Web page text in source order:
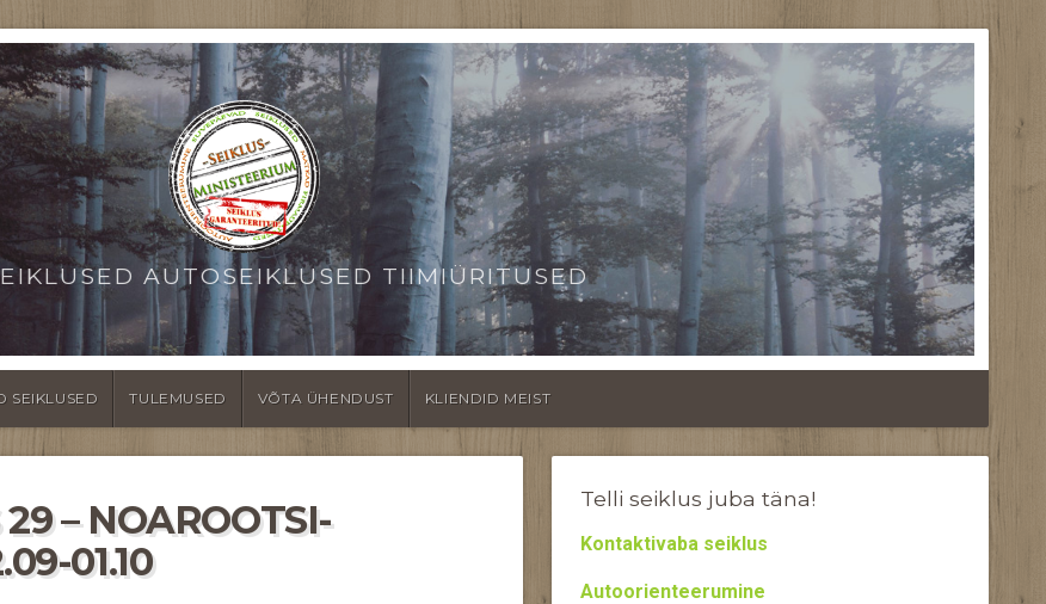
AUTOSEIKLUSED TIIMIÜRITUSED
SEIKLUSED TULEMUSED VÕTA ÜHENDUST KLIENDID MEIST
– NOAROOTSI-
01.10
Telli seiklus juba täna!
Kontaktivaba seiklus
Autoorienteerumine